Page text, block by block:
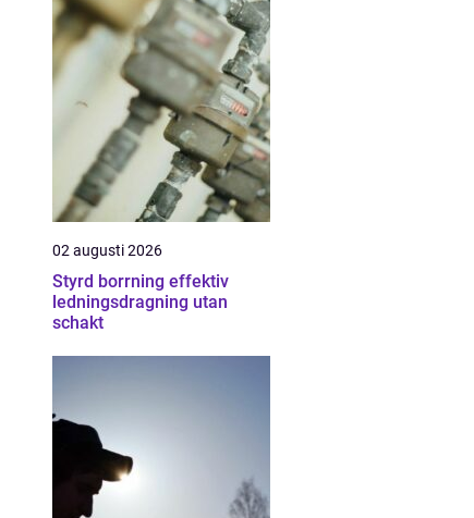
02 augusti 2026
Styrd borrning effektiv
ledningsdragning utan
schakt